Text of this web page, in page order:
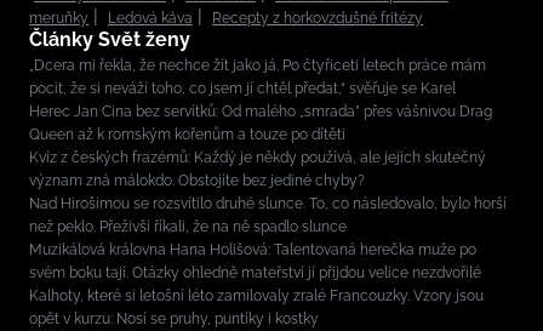
meruňky
Ledová káva Recepty z horkovzdušné fritézy
Články Svět ženy
„Dcera mi řekla, že nechce žít jako já. Po čtyřiceti letech práce mám
pocit, že si neváží toho, co jsem jí chtěl předat,“ svěřuje se Karel
Herec Jan Cina bez servítků: Od malého „smrada” přes vášnivou Drag
Queen až k romským kořenům a touze po dítěti
Kvíz z českých frazémů: Každý je někdy používá, ale jejich skutečný
význam zná málokdo. Obstojíte bez jediné chyby?
Nad Hirošimou se rozsvítilo druhé slunce. To, co následovalo, bylo horší
než peklo. Přeživší říkali, že na ně spadlo slunce
Muzikálová královna Hana Holišová: Talentovaná herečka muže po
svém boku tají. Otázky ohledně mateřství jí přijdou velice nezdvořilé
Kalhoty, které si letošní léto zamilovaly zralé Francouzky. Vzory jsou
opět v kurzu: Nosí se pruhy, puntíky i kostky